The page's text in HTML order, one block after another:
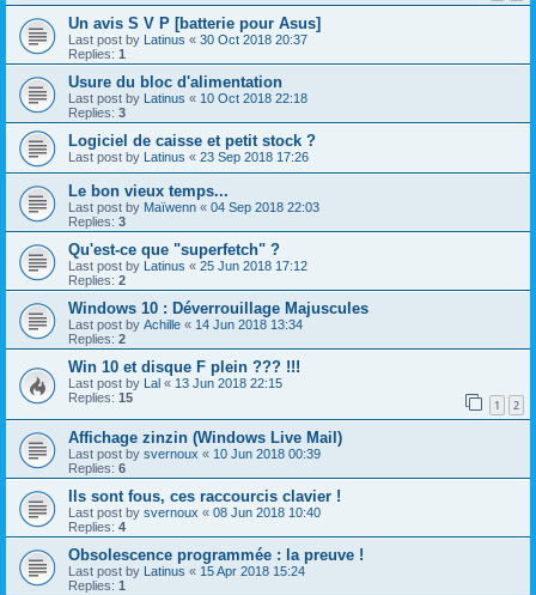
Un avis S V P [batterie pour Asus]
Last post by Latinus « 30 Oct 2018 20:37
Replies: 1
Usure du bloc d'alimentation
Last post by Latinus « 10 Oct 2018 22:18
Replies: 3
Logiciel de caisse et petit stock ?
Last post by Latinus « 23 Sep 2018 17:26
Le bon vieux temps...
Last post by Maïwenn « 04 Sep 2018 22:03
Replies: 3
Qu'est-ce que "superfetch" ?
Last post by Latinus « 25 Jun 2018 17:12
Replies: 2
Windows 10 : Déverrouillage Majuscules
Last post by Achille « 14 Jun 2018 13:34
Replies: 2
Win 10 et disque F plein ??? !!!
Last post by Lal « 13 Jun 2018 22:15
Replies: 15 1 2
Affichage zinzin (Windows Live Mail)
Last post by svernoux « 10 Jun 2018 00:39
Replies: 6
Ils sont fous, ces raccourcis clavier !
Last post by svernoux « 08 Jun 2018 10:40
Replies: 4
Obsolescence programmée : la preuve !
Last post by Latinus « 15 Apr 2018 15:24
Replies: 1